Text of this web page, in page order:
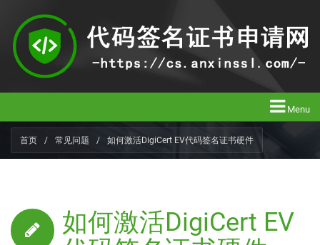
Menu
首页 / 常见问题 / 如何激活DigiCert EV代码签名证书硬件
如何激活DigiCert EV